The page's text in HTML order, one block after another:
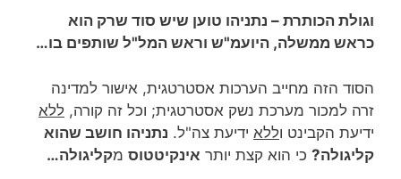
וגולת הכותרת – נתניהו טוען שיש סוד שרק הוא
כראש ממשלה, היועמ"ש וראש המל"ל שותפים בו…
הסוד הזה מחייב הערכות אסטרטגית, אישור למדינה
זרה למכור מערכת נשק אסטרטגית; וכל זה קורה, ללא
ידיעת הקבינט וללא ידיעת צה"ל. נתניהו חושב שהוא
קליגולה? כי הוא קצת יותר אינקיטטוס מקליגולה…